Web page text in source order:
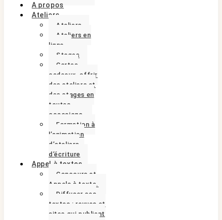
A propos
Ateliers
Ateliers
Ateliers en
ligne
Stages
Cartes
cadeaux, offrir
des ateliers et
des stages en
toutes
occasions.
Formation à
l’animation
d’ateliers
d’écriture
Appel à textes
Concours et
Appels à texte.
Diffuser ses
textes : revues et
sites qui publient